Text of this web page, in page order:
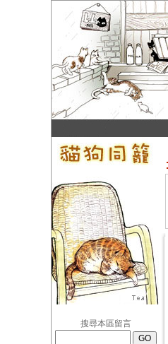
搜尋本區留言